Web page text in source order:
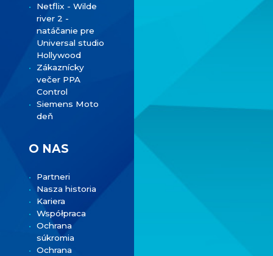
Netflix - Wilde
river 2 -
natáčanie pre
Universal studio
Hollywood
Zákaznícky
večer PPA
Control
Siemens Moto
deň
O NAS
Partneri
Nasza historia
Kariera
Współpraca
Ochrana
súkromia
Ochrana